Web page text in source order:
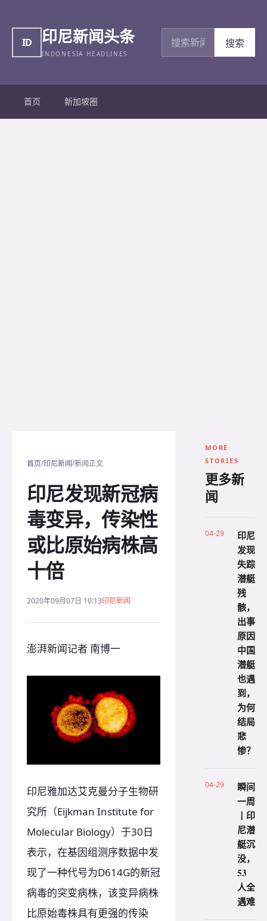
ID 印尼新闻头条
INDONESIA HEADLINES
搜索新闻
搜索
首页 新加坡圈
首页/印尼新闻/新闻正文
印尼发现新冠病
毒变异，传染性
或比原始病株高
十倍
2020年09月07日 10:13印尼新闻
澎湃新闻记者 南博一
印尼雅加达艾克曼分子生物研
究所（Eijkman Institute for
Molecular Biology）于30日
表示，在基因组测序数据中发
现了一种代号为D614G的新冠
病毒的突变病株，该变异病株
比原始毒株具有更强的传染
MORE
STORIES
更多新
闻
04-29
印尼
发现
失踪
潜艇
残
骸，
出事
原因
中国
潜艇
也遇
到，
为何
结局
悲
惨？
04-29
瞬间
一周
丨印
尼潜
艇沉
没，
53
人全
遇难